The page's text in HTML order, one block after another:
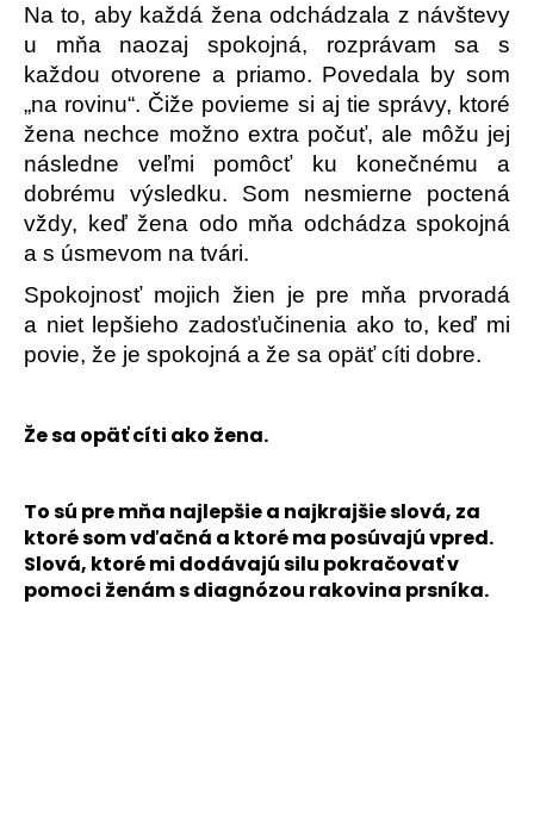
Na to, aby každá žena odchádzala z návštevy
u mňa naozaj spokojná, rozprávam sa s
každou otvorene a priamo. Povedala by som
„na rovinu“. Čiže povieme si aj tie správy, ktoré
žena nechce možno extra počuť, ale môžu jej
následne veľmi pomôcť ku konečnému a
dobrému výsledku. Som nesmierne poctená
vždy, keď žena odo mňa odchádza spokojná
a s úsmevom na tvári.
Spokojnosť mojich žien je pre mňa prvoradá
a niet lepšieho zadosťučinenia ako to, keď mi
povie, že je spokojná a že sa opäť cíti dobre.
Že sa opäť cíti ako žena.
To sú pre mňa najlepšie a najkrajšie slová, za
ktoré som vďačná a ktoré ma posúvajú vpred.
Slová, ktoré mi dodávajú silu pokračovať v
pomoci ženám s diagnózou rakovina prsníka.